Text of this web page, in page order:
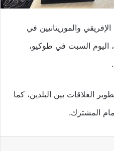
والموريتانيين في
اليوم السبت في طوكيو،
العلاقات بين البلدين، كما
المشترك.